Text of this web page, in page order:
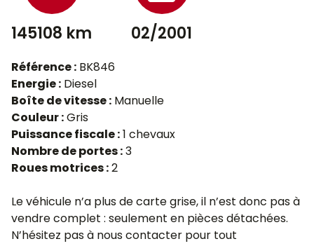
145108 km 02/2001
Référence : BK846
Energie : Diesel
Boîte de vitesse : Manuelle
Couleur :Gris
Puissance fiscale :1 chevaux
Nombre de portes :3
Roues motrices :2
Le véhicule n’a plus de carte grise, il n’est donc pas à
vendre complet : seulement en pièces détachées.
N’hésitez pas à nous contacter pour tout